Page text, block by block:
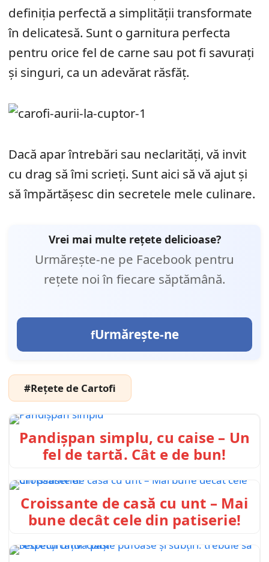
definiția perfectă a simplității transformate
în delicatesă. Sunt o garnitura perfecta
pentru orice fel de carne sau pot fi savurați
și singuri, ca un adevărat răsfăț.
Dacă apar întrebări sau neclarități, vă invit
cu drag să îmi scrieți. Sunt aici să vă ajut și
să împărtășesc din secretele mele culinare.
Vrei mai multe rețete delicioase?
Urmărește-ne pe Facebook pentru
rețete noi în fiecare săptămână.
Urmărește-ne
#Rețete de Cartofi
Pandișpan simplu, cu caise – Un
fel de tartă. Cât e de bun!
Croissante de casă cu unt – Mai
bune decât cele din patiserie!